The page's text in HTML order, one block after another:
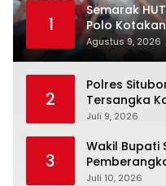
1
Semarak
Polo
Meriah
Agustus 9, 2026
2
Polres
Tersangka
Juli 9, 2026
3
Wakil Bupati
Universitas
Juli 10, 2026